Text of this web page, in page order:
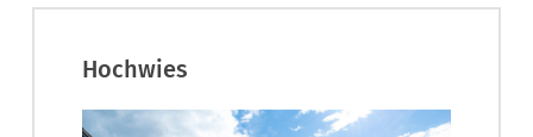
Hochwies